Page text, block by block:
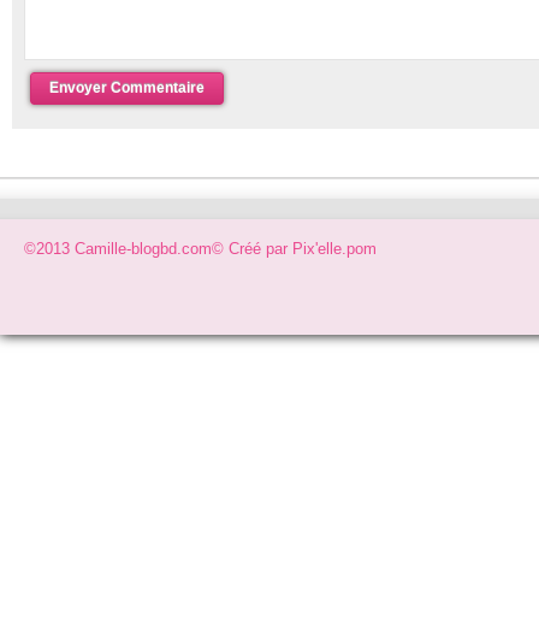
©2013 Camille-blogbd.com© Créé par Pix'elle.pom